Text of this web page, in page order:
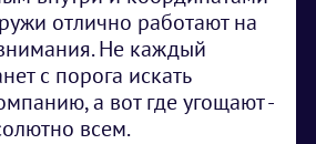
отлично работают на
Не каждый
с порога искать
а вот где угощают -
всем.